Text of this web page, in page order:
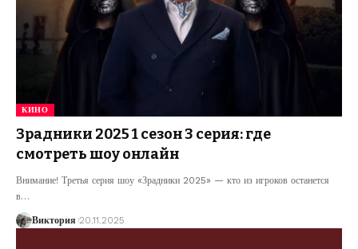
КИНО
Зрадники 2025 1 сезон 3 серия: где
смотреть шоу онлайн
Внимание! Третья серия шоу «Зрадники 2025» — кто из игроков останется
в…
Виктория 20.11.2025